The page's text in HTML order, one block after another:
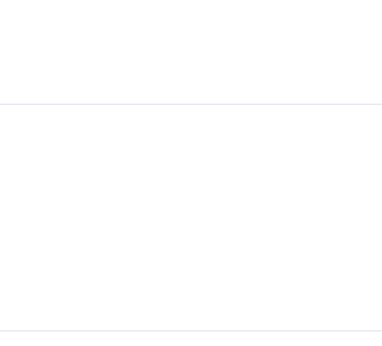
la furgoneta
Espacio suficiente para tu